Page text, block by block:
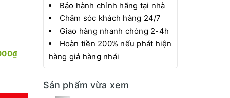
Bảo hành chính hãng tại nhà
Chăm sóc khách hàng 24/7
Giao hàng nhanh chóng 2-4h
Hoàn tiền 200% nếu phát hiện
hàng giả hàng nhái
Sản phẩm vừa xem